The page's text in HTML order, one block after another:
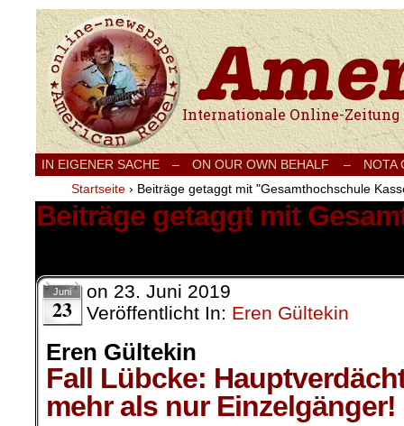
Internationale Onlinezeitung für Frieden,
IN EIGENER SACHE – ON OUR OWN BEHALF –
NOTA
Startseite › Beiträge getaggt mit "Gesamthochschule
Beiträge getaggt mit
Juni
23
on 23. Juni 2019
Veröffentlicht In: Eren Gültekin
Eren Gültekin
Fall Lübcke:
mehr als nur Einzelgänger!